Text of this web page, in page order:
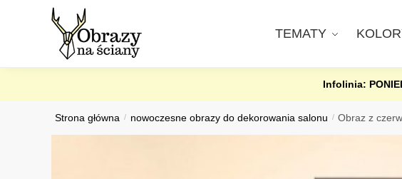
TEMATY
Infolinia:
Strona główna / nowoczesne obrazy do dekorowania salonu / Obraz z